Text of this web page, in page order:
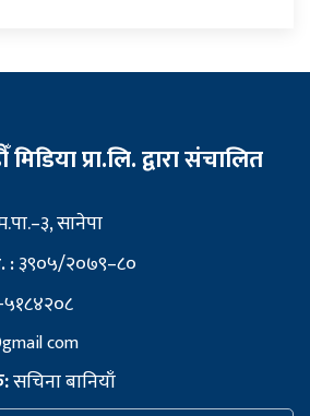
प्रा.लि. द्वारा संचालित
सानेपा
:३९०५/२०७९–८०
com
सचिना बानियाँ